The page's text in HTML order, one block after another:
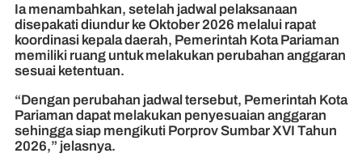
Ia menambahkan, setelah jadwal pelaksanaan
disepakati diundur ke Oktober 2026 melalui rapat
koordinasi kepala daerah, Pemerintah Kota Pariaman
memiliki ruang untuk melakukan perubahan anggaran
sesuai ketentuan.
“Dengan perubahan jadwal tersebut, Pemerintah Kota
Pariaman dapat melakukan penyesuaian anggaran
sehingga siap mengikuti Porprov Sumbar XVI Tahun
2026,” jelasnya.